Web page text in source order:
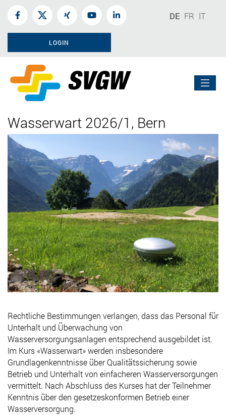
DE FR IT
LOGIN
Wasserwart 2026/1, Bern
Rechtliche Bestimmungen verlangen, dass das Personal für
Unterhalt und Überwachung von
Wasserversorgungsanlagen entsprechend ausgebildet ist.
Im Kurs «Wasserwart» werden insbesondere
Grundlagenkenntnisse über Qualitätssicherung sowie
Betrieb und Unterhalt von einfacheren Wasserversorgungen
vermittelt. Nach Abschluss des Kurses hat der Teilnehmer
Kenntnis über den gesetzeskonformen Betrieb einer
Wasserversorgung.